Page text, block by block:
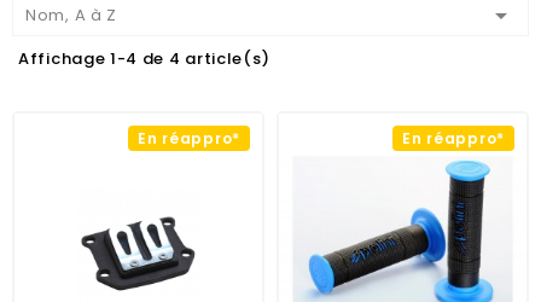
Nom, A à Z 
Affichage 1-4 de 4 article(s)
En réappro* En réappro*